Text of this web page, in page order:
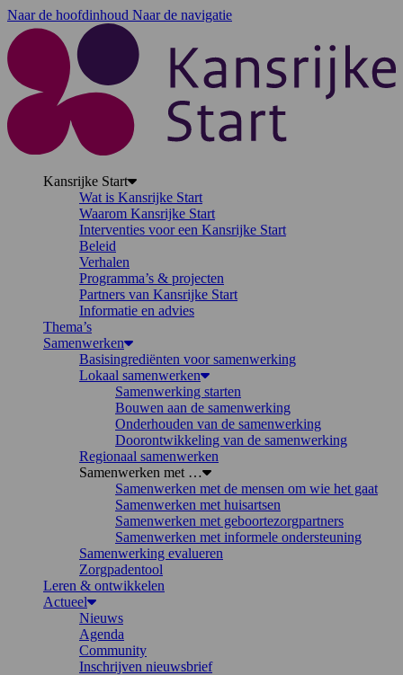
Naar de hoofdinhoud Naar de navigatie
Kansrijke Start
Wat is Kansrijke Start
Waarom Kansrijke Start
Interventies voor een Kansrijke Start
Beleid
Verhalen
Programma’s & projecten
Partners van Kansrijke Start
Informatie en advies
Thema’s
Samenwerken
Basisingrediënten voor samenwerking
Lokaal samenwerken
Samenwerking starten
Bouwen aan de samenwerking
Onderhouden van de samenwerking
Doorontwikkeling van de samenwerking
Regionaal samenwerken
Samenwerken met …
Samenwerken met de mensen om wie het gaat
Samenwerken met huisartsen
Samenwerken met geboortezorgpartners
Samenwerken met informele ondersteuning
Samenwerking evalueren
Zorgpadentool
Leren & ontwikkelen
Actueel
Nieuws
Agenda
Community
Inschrijven nieuwsbrief